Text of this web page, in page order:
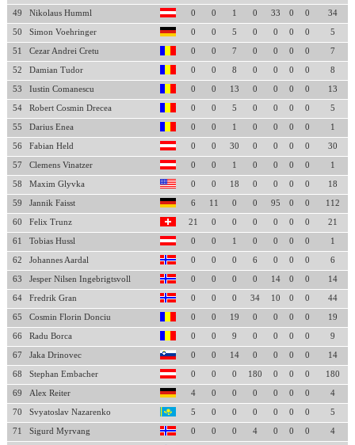
49 Nikolaus Humml 0 0 1 0 33 0 0 34
50 Simon Voehringer 0 0 5 0 0 0 0 5
51 Cezar Andrei Cretu 0 0 7 0 0 0 0 7
52 Damian Tudor 0 0 8 0 0 0 0 8
53 Iustin Comanescu 0 0 13 0 0 0 0 13
54 Robert Cosmin Drecea 0 0 5 0 0 0 0 5
55 Darius Enea 0 0 1 0 0 0 0 1
56 Fabian Held 0 0 30 0 0 0 0 30
57 Clemens Vinatzer 0 0 1 0 0 0 0 1
58 Maxim Glyvka 0 0 18 0 0 0 0 18
59 Jannik Faisst 6 11 0 0 95 0 0 112
60 Felix Trunz 21 0 0 0 0 0 0 21
61 Tobias Hussl 0 0 1 0 0 0 0 1
62 Johannes Aardal 0 0 0 6 0 0 0 6
63 Jesper Nilsen Ingebrigtsvoll 0 0 0 0 14 0 0 14
64 Fredrik Gran 0 0 0 34 10 0 0 44
65 Cosmin Florin Donciu 0 0 19 0 0 0 0 19
66 Radu Borca 0 0 9 0 0 0 0 9
67 Jaka Drinovec 0 0 14 0 0 0 0 14
68 Stephan Embacher 0 0 0 180 0 0 0 180
69 Alex Reiter 4 0 0 0 0 0 0 4
70 Svyatoslav Nazarenko 5 0 0 0 0 0 0 5
71 Sigurd Myrvang 0 0 0 4 0 0 0 4